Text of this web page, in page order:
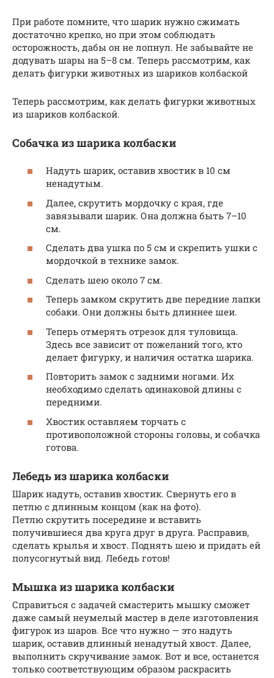
При работе помните, что шарик нужно сжимать
достаточно крепко, но при этом соблюдать
осторожность, дабы он не лопнул. Не забывайте не
додувать шары на 5–8 см. Теперь рассмотрим, как
делать фигурки животных из шариков колбаской
Теперь рассмотрим, как делать фигурки животных
из шариков колбаской.
Собачка из шарика колбаски
Надуть шарик, оставив хвостик в 10 см
ненадутым.
Далее, скрутить мордочку с края, где
завязывали шарик. Она должна быть 7–10
см.
Сделать два ушка по 5 см и скрепить ушки с
мордочкой в технике замок.
Сделать шею около 7 см.
Теперь замком скрутить две передние лапки
собаки. Они должны быть длиннее шеи.
Теперь отмерять отрезок для туловища.
Здесь все зависит от пожеланий того, кто
делает фигурку, и наличия остатка шарика.
Повторить замок с задними ногами. Их
необходимо сделать одинаковой длины с
передними.
Хвостик оставляем торчать с
противоположной стороны головы, и собачка
готова.
Лебедь из шарика колбаски
Шарик надуть, оставив хвостик. Свернуть его в
петлю с длинным концом (как на фото).
Петлю скрутить посередине и вставить
получившиеся два круга друг в друга. Расправив,
сделать крылья и хвост. Поднять шею и придать ей
полусогнутый вид. Лебедь готов!
Мышка из шарика колбаски
Справиться с задачей смастерить мышку сможет
даже самый неумелый мастер в деле изготовления
фигурок из шаров. Все что нужно — это надуть
шарик, оставив длинный ненадутый хвост. Далее,
выполнить скручивание замок. Вот и все, останется
только соответствующим образом раскрасить